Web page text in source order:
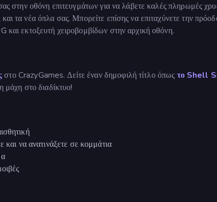
στην οθόνη επιτευγμάτων για να λάβετε καλές πληρωμές
τα νέα όπλα σας. Μπορείτε επίσης να επιταχύνετε την
και εκτοξευτή χειροβομβίδων στην αρχική οθόνη.
στο CrazyGames. Δείτε έναν δημοφιλή τίτλο όπως το Shell
μάχη στο διαδίκτυο!
και να ανατινάξετε σε κομμάτια